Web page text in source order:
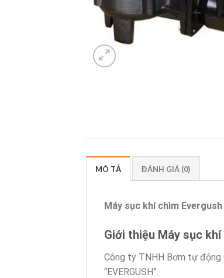
MÔ TẢ ĐÁNH GIÁ (0)
Máy sục khí chìm Evergush
Giới thiệu Máy sục
Công ty TNHH Bơm tự động
“EVERGUSH”.